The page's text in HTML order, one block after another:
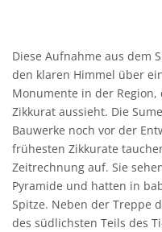
Diese Aufnahme aus dem
den klaren Himmel über
Monumente in der
Zikkurat aussieht. Die
Bauwerke noch vor der
frühesten Zikkurate
Zeitrechnung auf. Sie
Pyramide und hatten in
Spitze. Neben der Treppe
des südlichsten Teils des